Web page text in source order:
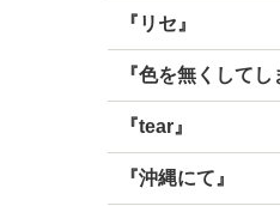
『リセ』
『色を無くしてし
『tear』
『沖縄にて』